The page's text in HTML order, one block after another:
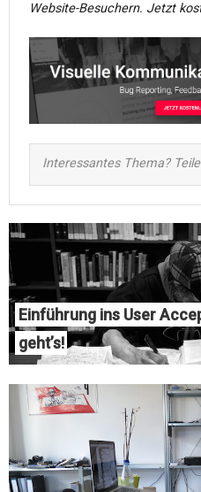
Website-Besuchern. Jetzt
Interessantes Thema?
Einführung ins User
geht’s!